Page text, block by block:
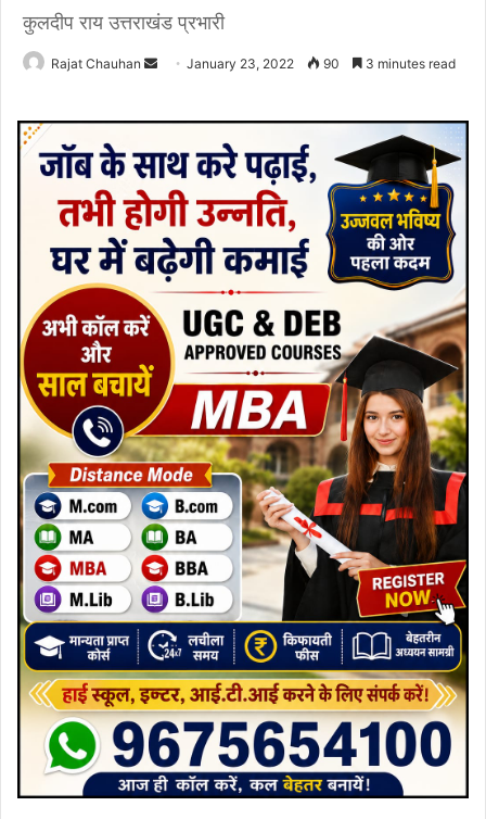
कुलदीप राय उत्तराखंड प्रभारी
Rajat Chauhan
Send January 23, 2022 90 3 minutes read